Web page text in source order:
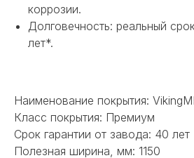
коррозии.
Долговечность: реальный
лет*.
Наименование покрытия:
Класс покрытия: Премиум
Срок гарантии от завода: 40 лет
Полезная ширина, мм: 1150
С ВЫБОРОМ?
Наш менеджер готов ответить на